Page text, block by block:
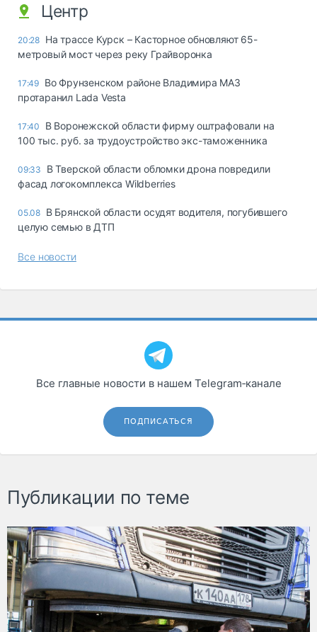
Центр
20:28 На трассе Курск – Касторное обновляют 65-
метровый мост через реку Грайворонка
17:49 Во Фрунзенском районе Владимира МАЗ
протаранил Lada Vesta
17:40
В Воронежской области фирму оштрафовали на
100 тыс. руб. за трудоустройство экс-таможенника
09:33
В Тверской области обломки дрона повредили
фасад логокомплекса Wildberries
05.08 В Брянской области осудят водителя, погубившего
целую семью в ДТП
Все новости
Все главные новости в нашем Telegram‑канале
ПОДПИСАТЬСЯ
Публикации по теме